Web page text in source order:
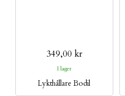
349,00 kr
I lager
Lykthållare Bodil